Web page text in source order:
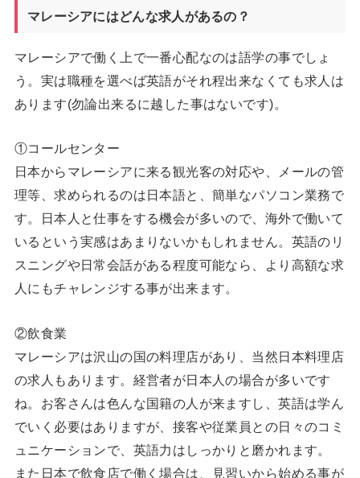
マレーシアにはどんな求人があるの？
マレーシアで働く上で一番心配なのは語学の事でしょ
う。実は職種を選べば英語がそれ程出来なくても求人は
あります(勿論出来るに越した事はないです)。
①コールセンター
日本からマレーシアに来る観光客の対応や、メールの管
理等、求められるのは日本語と、簡単なパソコン業務で
す。日本人と仕事をする機会が多いので、海外で働いて
いるという実感はあまりないかもしれません。英語のリ
スニングや日常会話がある程度可能なら、より高額な求
人にもチャレンジする事が出来ます。
②飲食業
マレーシアは沢山の国の料理店があり、当然日本料理店
の求人もあります。経営者が日本人の場合が多いです
ね。お客さんは色んな国籍の人が来ますし、英語は学ん
でいく必要はありますが、接客や従業員との日々のコミ
ュニケーションで、英語力はしっかりと磨かれます。
また日本で飲食店で働く場合は、見習いから始める事が